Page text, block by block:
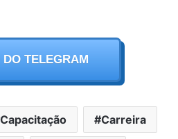
TELEGRAM
Capacitação Carreira